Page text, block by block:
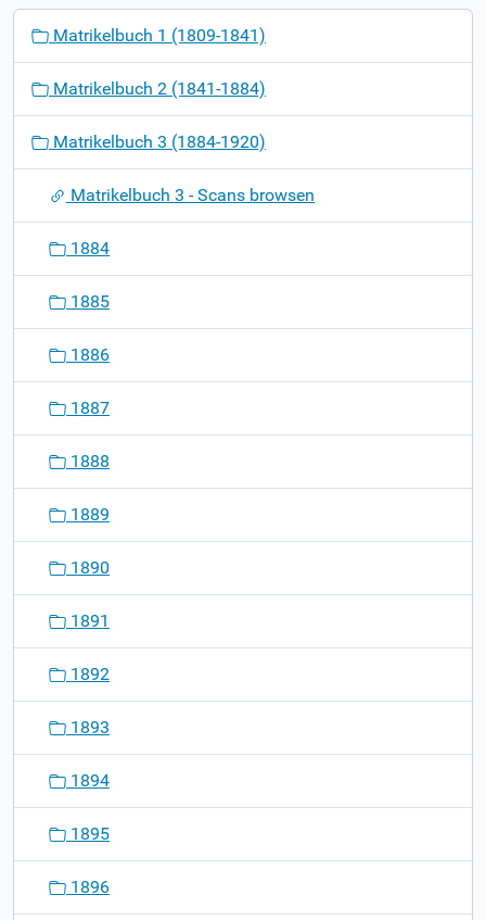
o
Matrikelbuch 1 (1809-1841)
Matrikelbuch 2 (1841-1884)
Matrikelbuch 3 (1884-1920)
Matrikelbuch 3 - Scans browsen
1884
1885
1886
1887
1888
1889
1890
1891
1892
1893
1894
1895
1896